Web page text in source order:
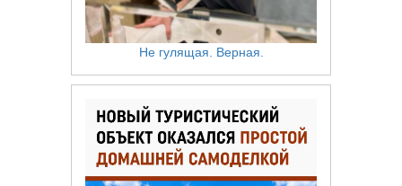
Не гулящая. Верная.